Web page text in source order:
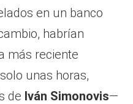
en un banco
habrían
más reciente
unas horas,
de Iván Simonovis—